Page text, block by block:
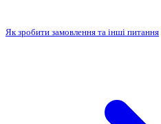
Як зробити замовлення та інші питання